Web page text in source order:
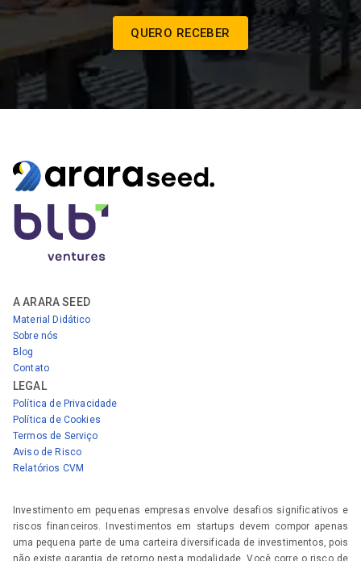
QUERO RECEBER
A ARARA SEED
Material Didático
Sobre nós
Blog
Contato
LEGAL
Política de Privacidade
Política de Cookies
Termos de Serviço
Aviso de Risco
Relatórios CVM
Investimento em pequenas empresas envolve desafios significativos e
riscos financeiros. Investimentos em startups devem compor apenas
uma pequena parte de uma carteira diversificada de investimentos, pois
não existe garantia de retorno nesta modalidade. Você corre o risco de